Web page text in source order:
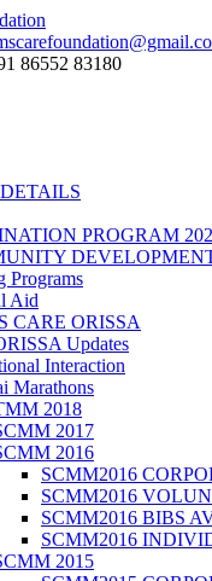
86552 83180
PROGRAM
Programs
Aid
CARE ORISSA
Updates
Interaction
Marathons
2018
2017
2016
SCMM2016
SCMM2016
SCMM2016 BIBS
SCMM2016
2015